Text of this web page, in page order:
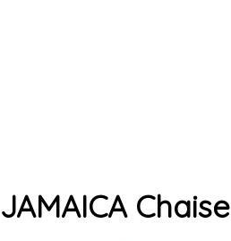
JAMAICA Chaise